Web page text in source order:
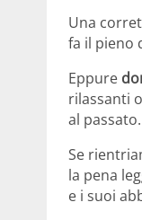
Una
fa il pieno
Eppure
rilassanti
al
Se
la pena
e i suoi